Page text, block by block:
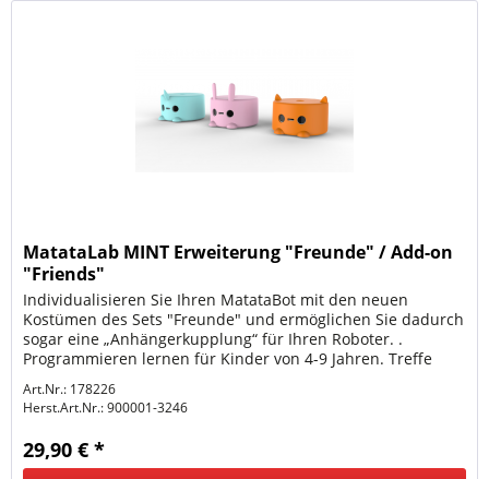
MatataLab MINT Erweiterung "Freunde" / Add-on
"Friends"
Individualisieren Sie Ihren MatataBot mit den neuen
Kostümen des Sets "Freunde" und ermöglichen Sie dadurch
sogar eine „Anhängerkupplung“ für Ihren Roboter. .
Programmieren lernen für Kinder von 4-9 Jahren. Treffe
Art.Nr.: 178226
Herst.Art.Nr.:900001-3246
29,90 € *